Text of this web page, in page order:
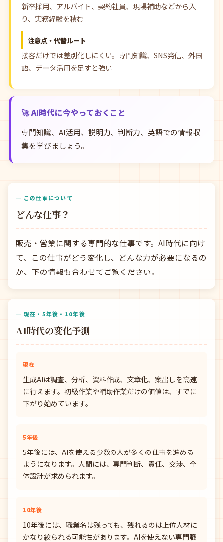
新卒採用、アルバイト、契約社員、現場補助などから入
り、実務経験を積む
注意点・代替ルート
接客だけでは差別化しにくい。専門知識、SNS発信、外国
語、データ活用を足すと強い
🚀 AI時代に今やっておくこと
専門知識、AI活用、説明力、判断力、英語での情報収
集を学びましょう。
— この仕事について
どんな仕事？
販売・営業に関する専門的な仕事です。AI時代に向け
て、この仕事がどう変化し、どんな力が必要になるの
か、下の情報も合わせてご覧ください。
— 現在・5年後・10年後
AI時代の変化予測
現在
生成AIは調査、分析、資料作成、文章化、案出しを高速
に行えます。初級作業や補助作業だけの価値は、すでに
下がり始めています。
5年後
5年後には、AIを使える少数の人が多くの仕事を進める
ようになります。人間には、専門判断、責任、交渉、全
体設計が求められます。
10年後
10年後には、職業名は残っても、残れるのは上位人材に
かなり絞られる可能性があります。AIを使えない専門職